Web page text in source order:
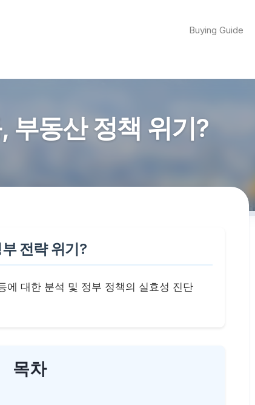
Buying Guide
부동산 정책 위기?
전략 위기?
대한 분석 및 정부 정책의 실효성 진단
목차